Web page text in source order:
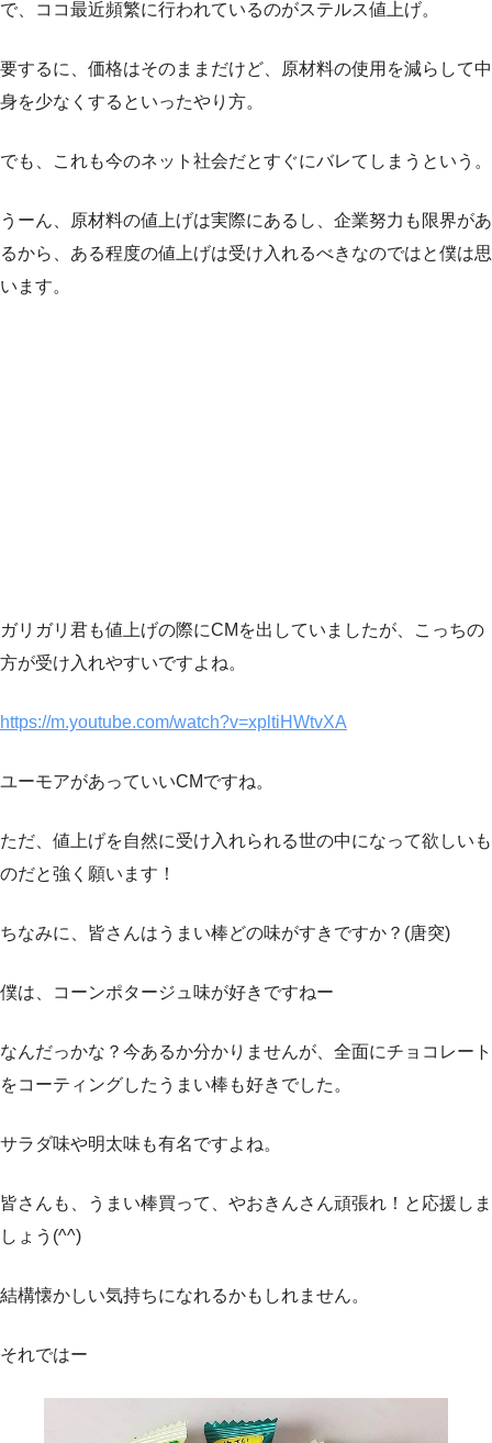
で、ココ最近頻繁に行われているのがステルス値上げ。
要するに、価格はそのままだけど、原材料の使用を減らして中
身を少なくするといったやり方。
でも、これも今のネット社会だとすぐにバレてしまうという。
うーん、原材料の値上げは実際にあるし、企業努力も限界があ
るから、ある程度の値上げは受け入れるべきなのではと僕は思
います。
ガリガリ君も値上げの際にCMを出していましたが、こっちの
方が受け入れやすいですよね。
https://m.youtube.com/watch?v=xpltiHWtvXA
ユーモアがあっていいCMですね。
ただ、値上げを自然に受け入れられる世の中になって欲しいも
のだと強く願います！
ちなみに、皆さんはうまい棒どの味がすきですか？(唐突)
僕は、コーンポタージュ味が好きですねー
なんだっかな？今あるか分かりませんが、全面にチョコレート
をコーティングしたうまい棒も好きでした。
サラダ味や明太味も有名ですよね。
皆さんも、うまい棒買って、やおきんさん頑張れ！と応援しま
しょう(^^)
結構懐かしい気持ちになれるかもしれません。
それではー